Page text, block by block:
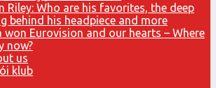
Riley: Who are his favorites, the deep
behind his headpiece and more
won Eurovision and our hearts – Where
now?
us
klub